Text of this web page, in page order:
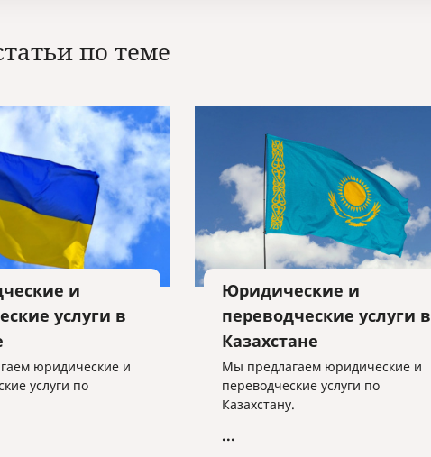
по теме
и
услуги в
юридические и
услуги по
Юридические и
переводческие услуги в
Казахстане
Мы предлагаем юридические и
переводческие услуги по
Казахстану.
...